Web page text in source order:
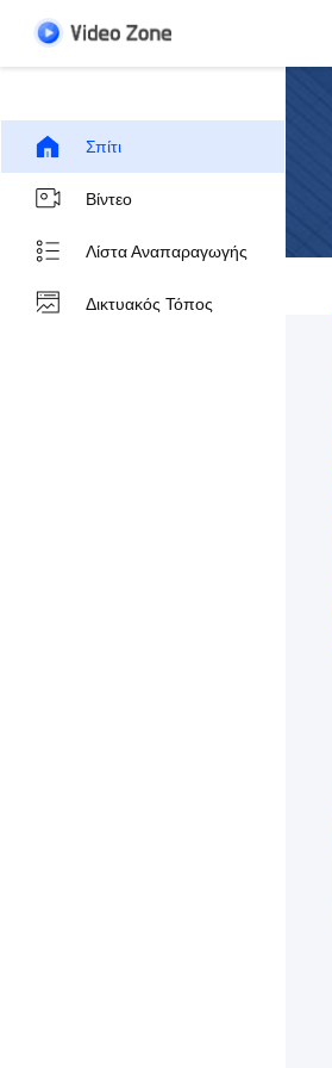
Σπίτι
Βίντεο
Λίστα Αναπαραγωγής
Δικτυακός Τόπος